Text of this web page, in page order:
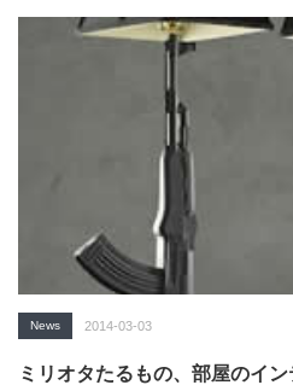
News 2014-03-03
ミリオタたるもの、部屋のイ